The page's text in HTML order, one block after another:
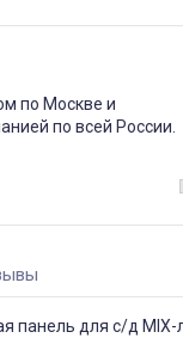
по Москве и
по всей России.
панель для с/д